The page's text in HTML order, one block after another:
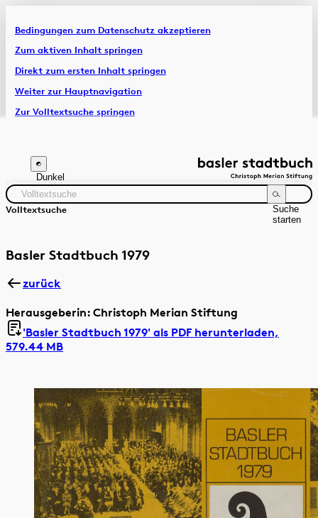
Bedingungen zum Datenschutz akzeptieren
Zum aktiven Inhalt springen
Direkt zum ersten Inhalt springen
Weiter zur Hauptnavigation
Zur Volltextsuche springen
Artikel & Dossiers
Chronik
Dunkel
Volltextsuche
Suche
starten
Zeitraum Autor:in
Basler Stadtbuch 1979
zurück
Herausgeberin: Christoph Merian Stiftung
'Basler Stadtbuch 1979' als PDF herunterladen,
579.44 MB